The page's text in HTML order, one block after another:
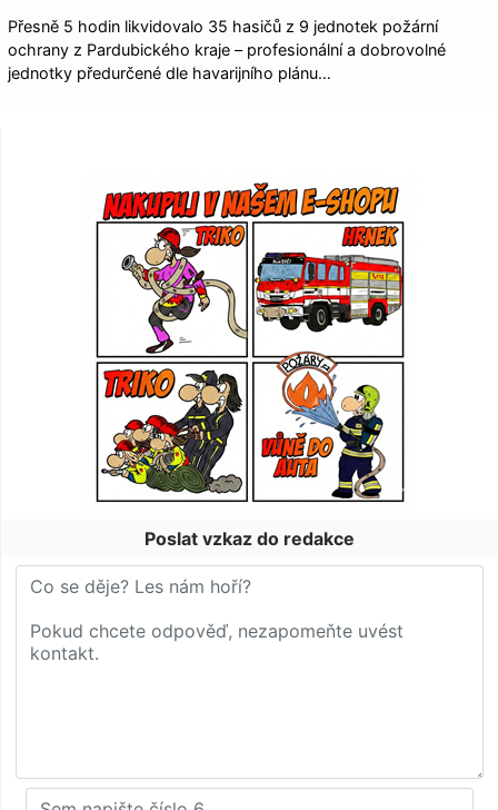
Přesně 5 hodin likvidovalo 35 hasičů z 9 jednotek požární
ochrany z Pardubického kraje – profesionální a dobrovolné
jednotky předurčené dle havarijního plánu…
Poslat vzkaz do redakce